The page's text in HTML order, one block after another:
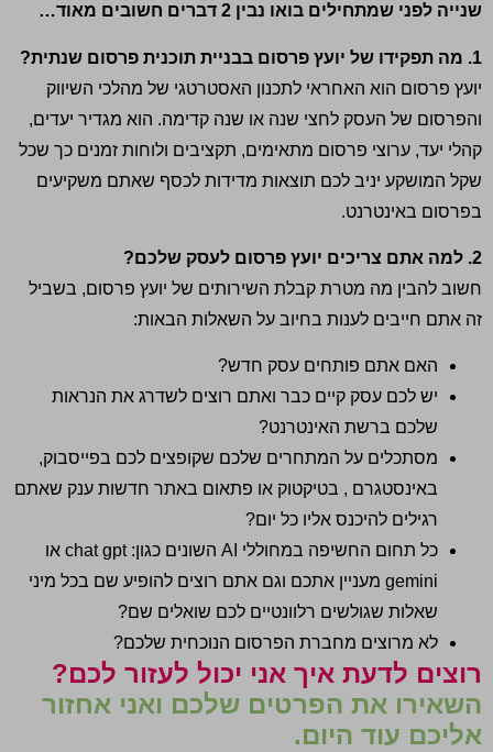
שנייה לפני שמתחילים בואו נבין 2 דברים חשובים מאוד…
1. מה תפקידו של יועץ פרסום בבניית תוכנית פרסום שנתית?
יועץ פרסום הוא האחראי לתכנון האסטרטגי של מהלכי השיווק
והפרסום של העסק לחצי שנה או שנה קדימה. הוא מגדיר יעדים,
קהלי יעד, ערוצי פרסום מתאימים, תקציבים ולוחות זמנים כך שכל
שקל המושקע יניב לכם תוצאות מדידות לכסף שאתם משקיעים
בפרסום באינטרנט.
2. למה אתם צריכים יועץ פרסום לעסק שלכם?
חשוב להבין מה מטרת קבלת השירותים של יועץ פרסום, בשביל
זה אתם חייבים לענות בחיוב על השאלות הבאות:
האם אתם פותחים עסק חדש?
יש לכם עסק קיים כבר ואתם רוצים לשדרג את הנראות
שלכם ברשת האינטרנט?
מסתכלים על המתחרים שלכם שקופצים לכם בפייסבוק,
באינסטגרם , בטיקטוק או פתאום באתר חדשות ענק שאתם
רגילים להיכנס אליו כל יום?
כל תחום החשיפה במחוללי AI השונים כגון: chat gpt או
gemini מעניין אתכם וגם אתם רוצים להופיע שם בכל מיני
שאלות שגולשים רלוונטיים לכם שואלים שם?
לא מרוצים מחברת הפרסום הנוכחית שלכם?
רוצים לדעת איך אני יכול לעזור לכם?
השאירו את הפרטים שלכם ואני אחזור
אליכם עוד היום.